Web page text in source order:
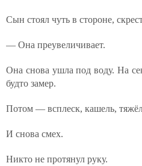
Сын стоял чуть в стороне,
— Она преувеличивает.
Она снова ушла под воду. На
будто замер.
Потом — всплеск, кашель,
И снова смех.
Никто не протянул руку.